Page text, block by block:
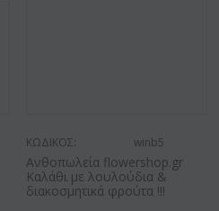
ΚΩΔΙΚΟΣ: winb5
Ανθοπωλεία flowershop.gr
Καλάθι με λουλούδια &
διακοσμητικά φρούτα !!!